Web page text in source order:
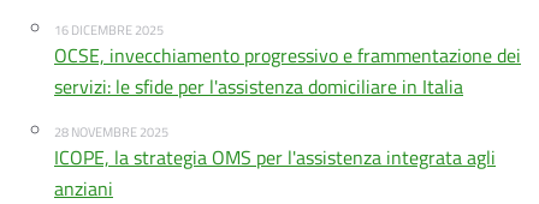
16 DICEMBRE 2025
OCSE, invecchiamento progressivo e frammentazione dei
servizi: le sfide per l'assistenza domiciliare in Italia
28 NOVEMBRE 2025
ICOPE, la strategia OMS per l'assistenza integrata agli
anziani